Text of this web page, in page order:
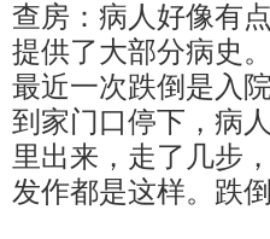
查房：病人好像有
提供了大部分病史
最近一次跌倒是入
到家门口停下，病
里出来，走了几步
发作都是这样。跌